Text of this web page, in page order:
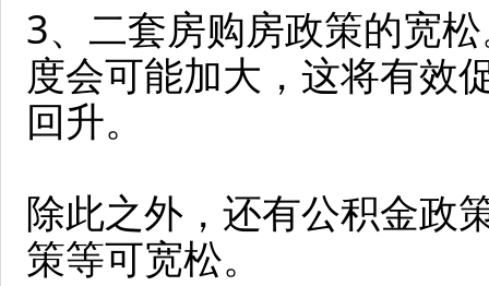
3、二套房购房政策的宽
度会可能加大，这将有效
回升。
除此之外，还有公积金政
策等可宽松。